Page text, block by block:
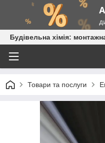
Будівельна хімія:
Товари та послуги